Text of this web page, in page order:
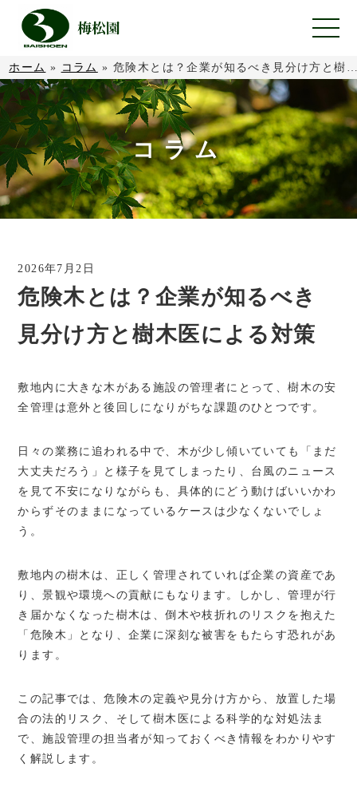
ホーム » コラム » 危険木とは？企業が知るべき見分け方と樹木医による対策
コラム
2026年7月2日
危険木とは？企業が知るべき
見分け方と樹木医による対策
敷地内に大きな木がある施設の管理者にとって、樹木の安
全管理は意外と後回しになりがちな課題のひとつです。
日々の業務に追われる中で、木が少し傾いていても「まだ
大丈夫だろう」と様子を見てしまったり、台風のニュース
を見て不安になりながらも、具体的にどう動けばいいかわ
からずそのままになっているケースは少なくないでしょ
う。
敷地内の樹木は、正しく管理されていれば企業の資産であ
り、景観や環境への貢献にもなります。しかし、管理が行
き届かなくなった樹木は、倒木や枝折れのリスクを抱えた
「危険木」となり、企業に深刻な被害をもたらす恐れがあ
ります。
この記事では、危険木の定義や見分け方から、放置した場
合の法的リスク、そして樹木医による科学的な対処法ま
で、施設管理の担当者が知っておくべき情報をわかりやす
く解説します。